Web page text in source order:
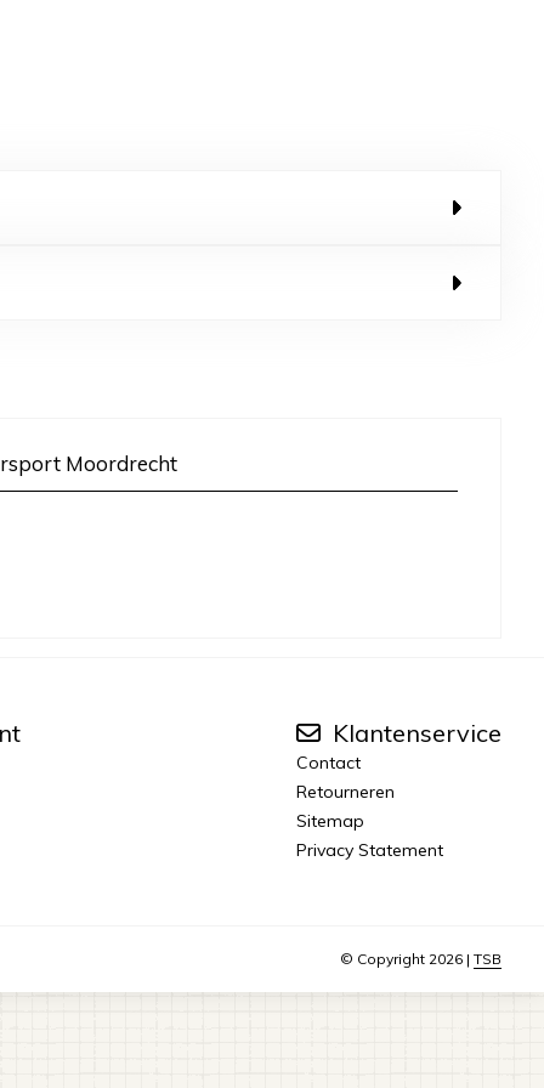
Moordrecht
Klantenservice
Contact
Retourneren
Sitemap
Privacy Statement
© Copyright 2026 | TSB